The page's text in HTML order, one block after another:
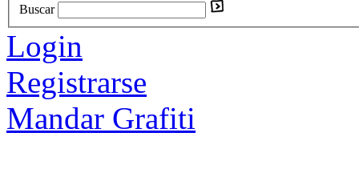
Buscar
Login
Registrarse
Mandar Grafiti